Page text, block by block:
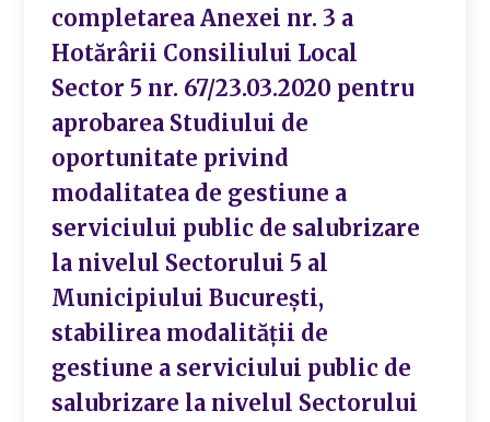
completarea Anexei nr. 3 a
Hotărârii Consiliului Local
Sector 5 nr. 67/23.03.2020 pentru
aprobarea Studiului de
oportunitate privind
modalitatea de gestiune a
serviciului public de salubrizare
la nivelul Sectorului 5 al
Municipiului București,
stabilirea modalității de
gestiune a serviciului public de
salubrizare la nivelul Sectorului